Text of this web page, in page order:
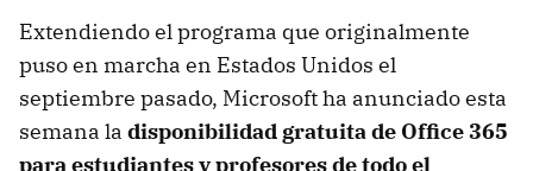
Extendiendo el programa que originalmente
puso en marcha en Estados Unidos el
septiembre pasado, Microsoft ha anunciado esta
semana la disponibilidad gratuita de Office 365
para estudiantes y profesores de todo el